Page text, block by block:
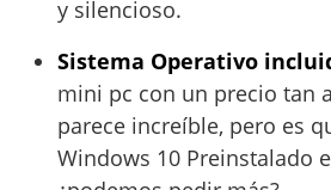
y silencioso.
Sistema Operativo
mini pc con un precio tan
parece increíble, pero es
Windows 10 Preinstalado